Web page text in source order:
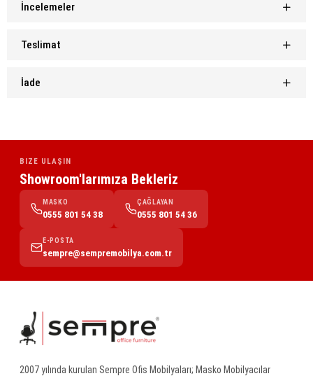
İncelemeler
Teslimat
İade
BIZE ULAŞIN
Showroom'larımıza Bekleriz
MASKO
0555 801 54 38
ÇAĞLAYAN
0555 801 54 36
E-POSTA
sempre@sempremobilya.com.tr
2007 yılında kurulan Sempre Ofis Mobilyaları; Masko Mobilyacılar